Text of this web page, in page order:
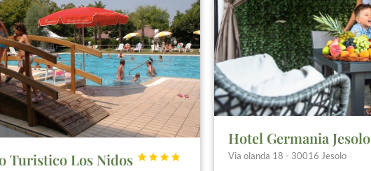
Turistico Los Nidos 



Hotel Germania Jesolo
Via olanda 18 - 30016 Jesolo